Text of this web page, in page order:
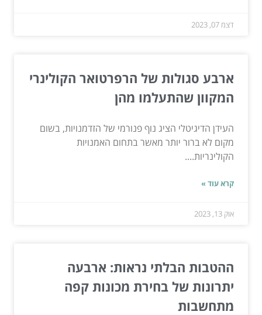
דצמ 07, 2023
ארבע סגולות של הרפרטואר הקולינרי
המקוון שהתעלמו מהן
העידן הדיגיטלי הציג נוף פנורמי של הזדמנויות, בשום
מקום לא ברור יותר מאשר בתחום האמנויות
הקולינריות....
קרא עוד »
אוק 13, 2023
ההטבות הבלתי נראות: ארבעה
יתרונות של בחירת מכונות קפה
מתחשבות